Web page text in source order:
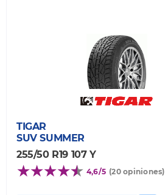
TIGAR
SUV SUMMER
255/50 R19 107 Y
4,6/5 (20 opiniones)